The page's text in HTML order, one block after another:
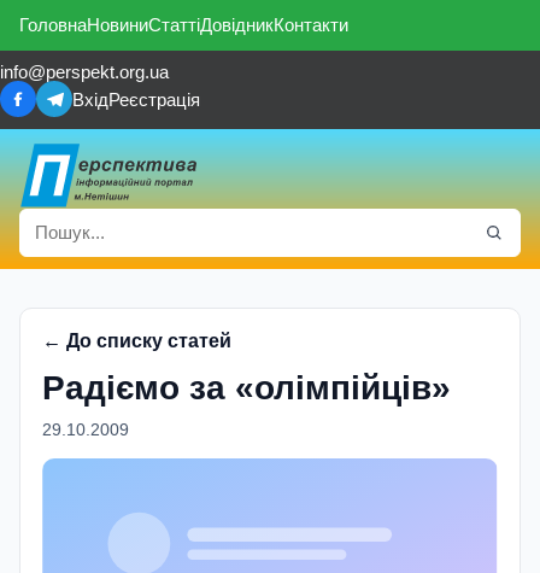
ГоловнаНовиниСтаттіДовідникКонтакти
info@perspekt.org.ua
ВхідРеєстрація
← До списку статей
Радіємо за «олімпійців»
29.10.2009